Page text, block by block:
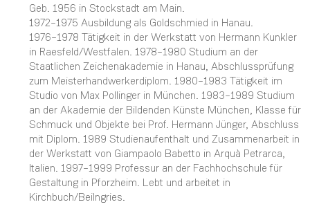
Geb. 1956 in Stockstadt am Main.
1972–1975 Ausbildung als Goldschmied in Hanau.
1976–1978 Tätigkeit in der Werkstatt von Hermann Kunkler
in Raesfeld/Westfalen. 1978–1980 Studium an der
Staatlichen Zeichenakademie in Hanau, Abschlussprüfung
zum Meisterhandwerkerdiplom. 1980–1983 Tätigkeit im
Studio von Max Pollinger in München. 1983–1989 Studium
an der Akademie der Bildenden Künste München, Klasse für
Schmuck und Objekte bei Prof. Hermann Jünger, Abschluss
mit Diplom. 1989 Studienaufenthalt und Zusammenarbeit in
der Werkstatt von Giampaolo Babetto in Arquà Petrarca,
Italien. 1997–1999 Professur an der Fachhochschule für
Gestaltung in Pforzheim. Lebt und arbeitet in
Kirchbuch/Beilngries.